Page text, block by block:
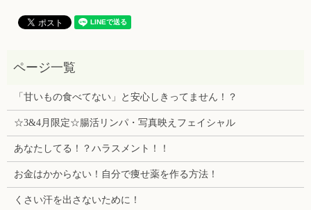
「甘いもの食べてない」と安心しきってません！？
☆3&4月限定☆腸活リンパ・写真映えフェイシャル
あなたしてる！？ハラスメント！！
お金はかからない！自分で痩せ薬を作る方法！
くさい汗を出さないために！